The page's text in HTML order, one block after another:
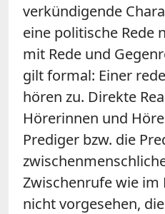
verkündigende
eine politische Rede
mit Rede und
gilt formal: Einer
hören zu. Direkte
Hörerinnen und
Prediger bzw. die
Zwischenrufe wie im
nicht vorgesehen,